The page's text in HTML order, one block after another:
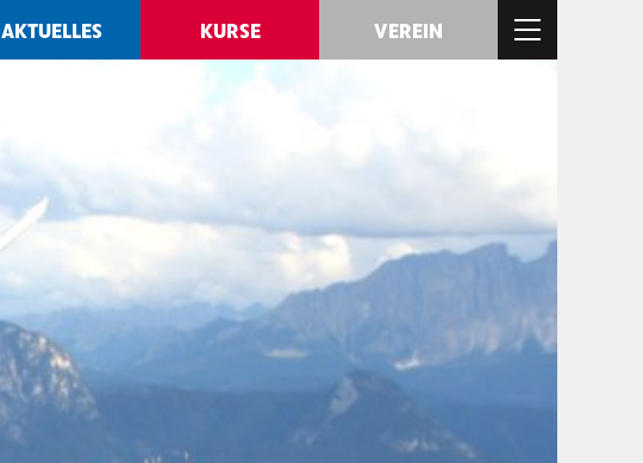
AKTUELLES KURSE VEREIN